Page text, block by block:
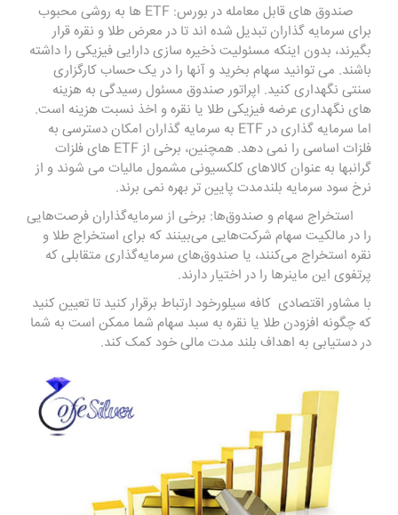
صندوق های قابل معامله در بورس: ETF ها به روشی محبوب
برای سرمایه گذاران تبدیل شده اند تا در معرض طلا و نقره قرار
بگیرند، بدون اینکه مسئولیت ذخیره سازی دارایی فیزیکی را داشته
باشند. می توانید سهام بخرید و آنها را در یک حساب کارگزاری
سنتی نگهداری کنید. اپراتور صندوق مسئول رسیدگی به هزینه
های نگهداری عرضه فیزیکی طلا یا نقره و اخذ نسبت هزینه است.
اما سرمایه گذاری در ETF به سرمایه گذاران امکان دسترسی به
فلزات اساسی را نمی دهد. همچنین، برخی از ETF های فلزات
گرانبها به عنوان کالاهای کلکسیونی مشمول مالیات می شوند و از
نرخ سود سرمایه بلندمدت پایین تر بهره نمی برند.
استخراج سهام و صندوق‌ها: برخی از سرمایه‌گذاران فرصت‌هایی
را در مالکیت سهام شرکت‌هایی می‌بینند که برای استخراج طلا و
نقره استخراج می‌کنند، یا صندوق‌های سرمایه‌گذاری متقابلی که
پرتفوی این ماینرها را در اختیار دارند.
با مشاور اقتصادی کافه سیلورخود ارتباط برقرار کنید تا تعیین کنید
که چگونه افزودن طلا یا نقره به سبد سهام شما ممکن است به شما
در دستیابی به اهداف بلند مدت مالی خود کمک کند.